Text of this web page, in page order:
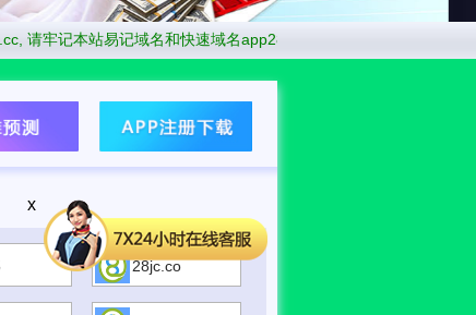
请牢记本站易记域名和快速域名app28.cc即将停用,请使用最新域名
x
28jc.co